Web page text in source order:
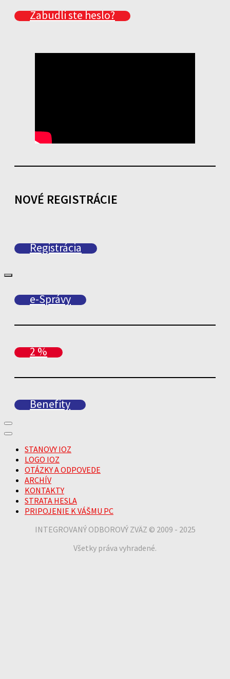
Zabudli ste heslo?
NOVÉ REGISTRÁCIE
Registrácia
e-Správy
2 %
Benefity
STANOVY IOZ
LOGO IOZ
OTÁZKY A ODPOVEDE
ARCHÍV
KONTAKTY
STRATA HESLA
PRIPOJENIE K VÁŠMU PC
INTEGROVANÝ ODBOROVÝ ZVÄZ © 2009 - 2025
Všetky práva vyhradené.